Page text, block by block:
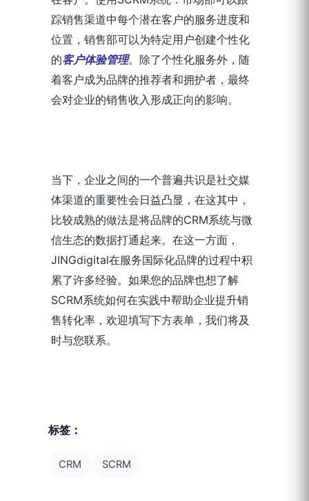
踪销售渠道中每个潜在客户的服务进度和
位置，销售部可以为特定用户创建个性化
的客户体验管理。除了个性化服务外，随
着客户成为品牌的推荐者和拥护者，最终
会对企业的销售收入形成正向的影响。
当下，企业之间的一个普遍共识是社交媒
体渠道的重要性会日益凸显，在这其中，
比较成熟的做法是将品牌的CRM系统与微
信生态的数据打通起来。在这一方面，
JINGdigital在服务国际化品牌的过程中积
累了许多经验。如果您的品牌也想了解
SCRM系统如何在实践中帮助企业提升销
售转化率，欢迎填写下方表单，我们将及
时与您联系。
标签：
CRM SCRM